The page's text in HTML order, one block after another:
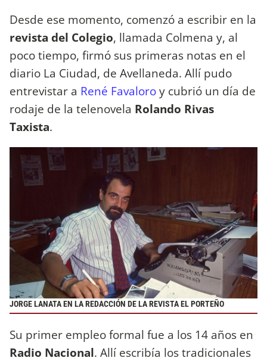
Desde ese momento, comenzó a escribir en la
revista del Colegio, llamada Colmena y, al
poco tiempo, firmó sus primeras notas en el
diario La Ciudad, de Avellaneda. Allí pudo
entrevistar a René Favaloroy cubrió un día de
rodaje de la telenovela Rolando Rivas
Taxista.
JORGE LANATA EN LA REDACCIÓN DE LA REVISTA EL PORTEÑO
Su primer empleo formal fue a los 14 años en
Radio Nacional. Allí escribía los tradicionales